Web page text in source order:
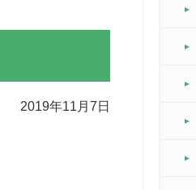
2019年11月7日